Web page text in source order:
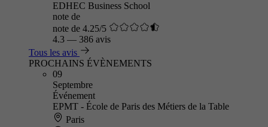
EDHEC Business School
note de
note de 4.25/5
4.3 — 386 avis
Tous les avis
PROCHAINS ÉVÈNEMENTS
09
Septembre
Événement
EPMT - École de Paris des Métiers de la Table
Paris